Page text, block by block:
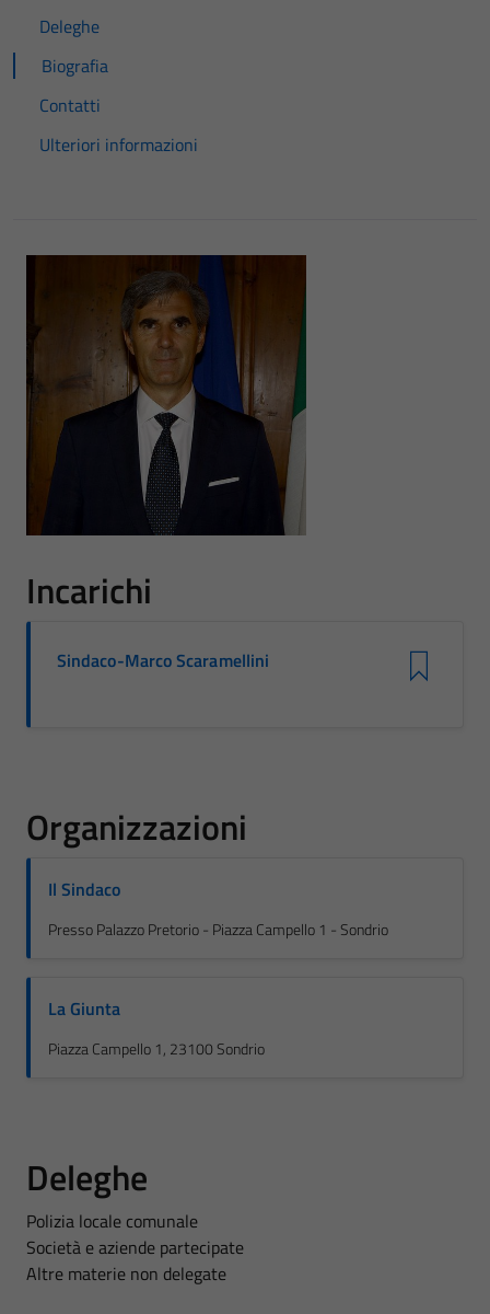
Deleghe
Biografia
Contatti
Ulteriori informazioni
Incarichi
Sindaco-Marco Scaramellini
Organizzazioni
Il Sindaco
Presso Palazzo Pretorio - Piazza Campello 1 - Sondrio
La Giunta
Piazza Campello 1, 23100 Sondrio
Deleghe
Polizia locale comunale
Società e aziende partecipate
Altre materie non delegate